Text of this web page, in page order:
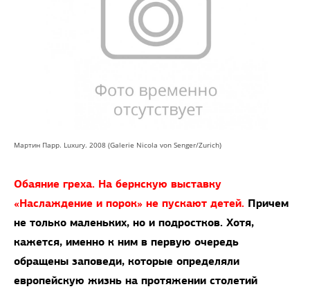
Мартин Парр. Luxury. 2008 (Galerie Nicola von Senger/Zurich)
Обаяние греха. На бернскую выставку
«Наслаждение и порок» не пускают детей. Причем
не только маленьких, но и подростков. Хотя,
кажется, именно к ним в первую очередь
обращены заповеди, которые определяли
европейскую жизнь на протяжении столетий